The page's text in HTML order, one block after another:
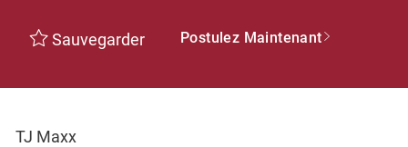
Sauvegarder Postulez Maintenant
TJ Maxx